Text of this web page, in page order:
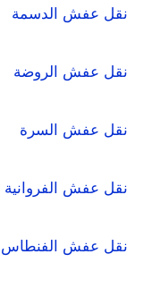
نقل عفش الدسمة
نقل عفش الروضة
نقل عفش السرة
نقل عفش
نقل عفش الفنطاس